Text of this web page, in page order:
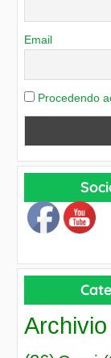
i
e
Email
Procedendo
Archivio